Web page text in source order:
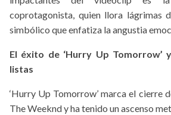
coprotagonista, quien llora lágrimas
simbólico que enfatiza la angustia
El éxito de ‘Hurry Up Tomorrow’
listas
‘Hurry Up Tomorrow’ marca el cierre
The Weeknd y ha tenido un ascenso